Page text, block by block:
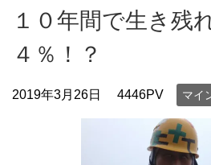
１０年間で生き残
４％！？
2019年3月26日 4446PV マイ